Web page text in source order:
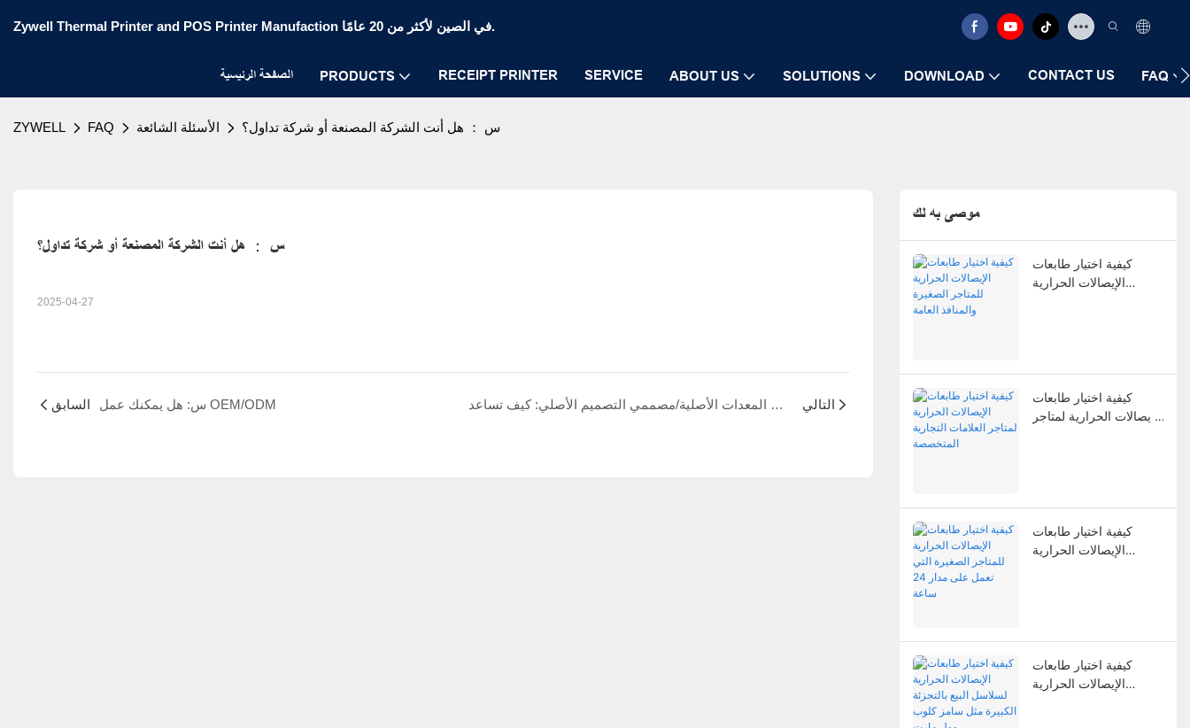
Zywell Thermal Printer and POS Printer Manufaction في الصين لأكثر من 20 عامًا.
الصفحة الرئيسية PRODUCTS RECEIPT PRINTER SERVICE ABOUT US SOLUTIONS DOWNLOAD CONTACT US FAQ
ZYWELL FAQ الأسئلة الشائعة س ： هل أنت الشركة المصنعة أو شركة تداول؟
س ： هل أنت الشركة المصنعة أو شركة تداول؟
2025-04-27
السابق س: هل يمكنك عمل OEM/ODM التعاون العميق بين مصنعي المعدات الأصلية/مصممي التصميم الأصلي: كيف تساعد ZYWELL علامتك التجارية على الاستحواذ على السوق بسرعة؟ التالي
موصى به لك
كيفية اختيار طابعات
الإيصالات الحرارية
كيفية اختيار طابعات
الإيصالات الحرارية لمتاجر
كيفية اختيار طابعات
الإيصالات الحرارية
كيفية اختيار طابعات
الإيصالات الحرارية